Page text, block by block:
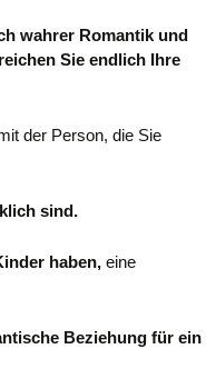
wahrer Romantik und
Sie endlich Ihre
der Person, die Sie
sind.
haben, eine
Beziehung für ein